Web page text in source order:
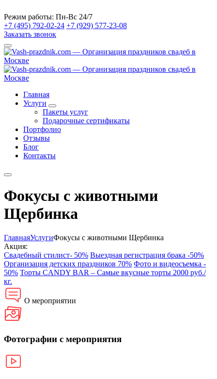
Режим работы: Пн-Вс 24/7
+7 (495) 792-02-24 +7 (929) 577-23-08
Заказать звонок
Главная
Услуги
Пакеты услуг
Подарочные сертификаты
Портфолио
Отзывы
Блог
Контакты
Фокусы с животными
Щербинка
ГлавнаяУслугиФокусы с животными Щербинка
Акция:
Свадебный стилист- 50% Выездная регистрация брака -50%
Организация детских праздников 70% Фото и видеосъемка -
50% Торты CANDY BAR – Самые вкусные торты 2000 руб./
кг.
О мероприятии
Фотографии с мероприятия